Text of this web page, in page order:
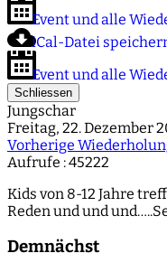
Event und alle
iCal-Datei
Event und alle
Schliessen
Jungschar
Freitag, 22. Dezember
Vorherige
Aufrufe : 45222
Kids von 8-12 Jahre
Reden und und
Demnächst